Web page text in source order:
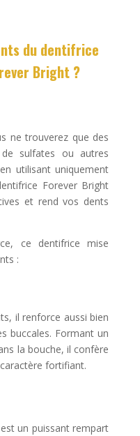
du dentifrice
Bright ?
ne trouverez que des
sulfates ou autres
utilisant uniquement
Forever Bright
et rend vos dents
ce dentifrice mise
:
il renforce aussi bien
buccales. Formant un
la bouche, il confère
fortifiant.
un puissant rempart